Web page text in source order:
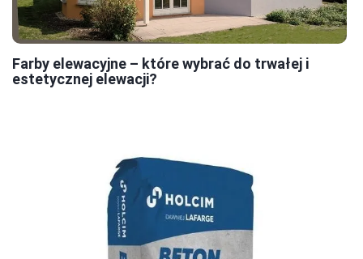
Farby elewacyjne – które wybrać do trwałej i
estetycznej elewacji?